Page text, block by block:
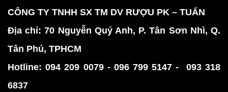
CÔNG TY TNHH SX TM DV RƯỢU PK – TUẤN
Địa chỉ: 70 Nguyễn Quý Anh, P. Tân Sơn Nhì, Q.
Tân Phú, TPHCM
Hotline: 094 209 0079 - 096 799 5147 - 093 318
6837